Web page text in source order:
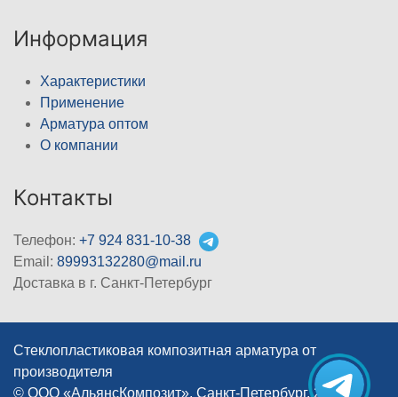
Информация
Характеристики
Применение
Арматура оптом
О компании
Контакты
Телефон: +7 924 831-10-38
Email: 89993132280@mail.ru
Доставка в г. Санкт-Петербург
Стеклопластиковая композитная арматура от
производителя
© ООО «АльянсКомпозит», Санкт-Петербург, 2012–